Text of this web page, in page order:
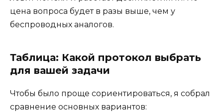
цена вопроса будет в разы выше, чем у
беспроводных аналогов.
Таблица: Какой протокол выбрать
для вашей задачи
Чтобы было проще сориентироваться, я собрал
сравнение основных вариантов: